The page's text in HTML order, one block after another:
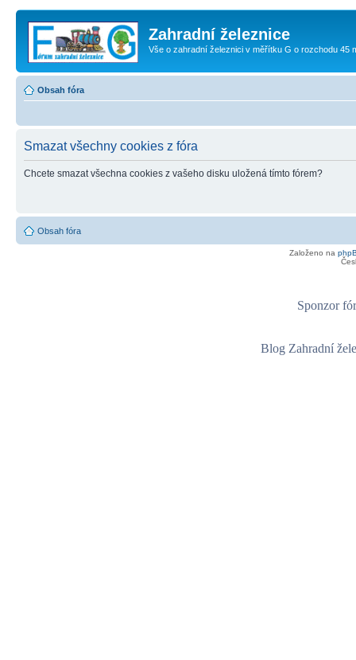
Zahradní železnice
Vše o zahradní železnici v měřítku G o rozchodu 45
Obsah fóra
Smazat všechny cookies z fóra
Chcete smazat všechna cookies z vašeho disku uložená tímto fórem?
Obsah fóra
Založeno na
Sponzor
Blog Zahradní